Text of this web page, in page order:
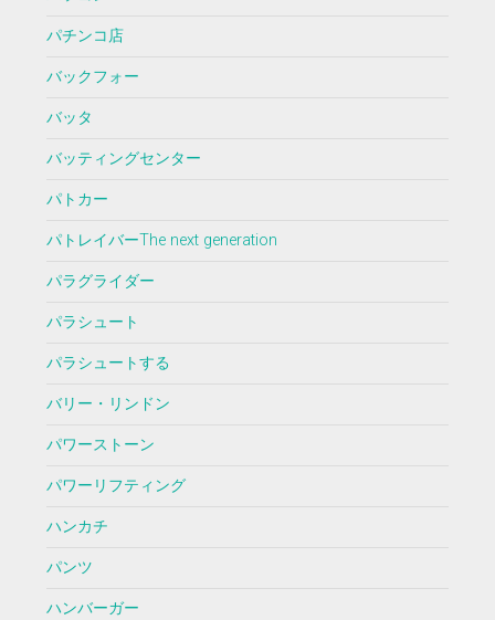
パチンコ店
バックフォー
バッタ
バッティングセンター
パトカー
パトレイバーThe next generation
パラグライダー
パラシュート
パラシュートする
バリー・リンドン
パワーストーン
パワーリフティング
ハンカチ
パンツ
ハンバーガー